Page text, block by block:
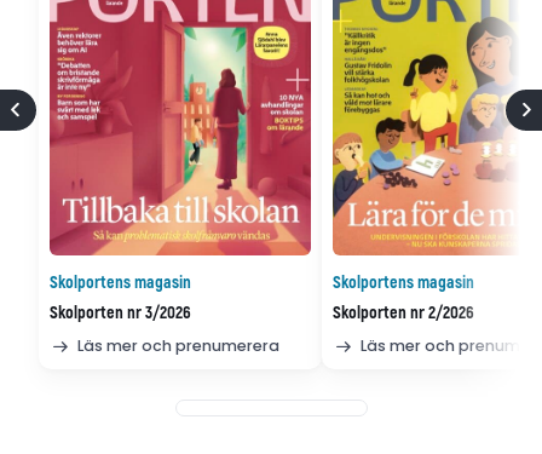
Skolportens magasin
Skolporten nr 3/2026
Läs mer och prenumerera
Skolportens magasin
Skolporten nr 2/2026
Läs mer och